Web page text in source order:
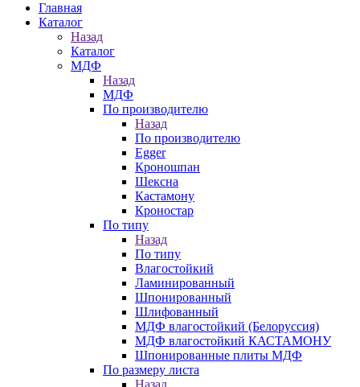
Главная
Каталог
Назад
Каталог
МДФ
Назад
МДФ
По производителю
Назад
По производителю
Egger
Кроношпан
Шексна
Кастамону
Кроностар
По типу
Назад
По типу
Влагостойкий
Ламинированный
Шпонированный
Шлифованный
МДФ влагостойкий (Белоруссия)
МДФ влагостойкий КАСТАМОНУ
Шпонированные плиты МДФ
По размеру листа
Назад